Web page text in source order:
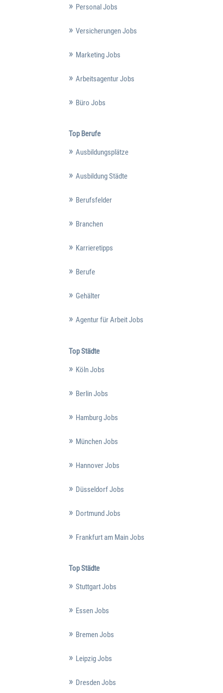
Personal Jobs
Versicherungen Jobs
Marketing Jobs
Arbeitsagentur Jobs
Büro Jobs
Top Berufe
Ausbildungsplätze
Ausbildung Städte
Berufsfelder
Branchen
Karrieretipps
Berufe
Gehälter
Agentur für Arbeit Jobs
Top Städte
Köln Jobs
Berlin Jobs
Hamburg Jobs
München Jobs
Hannover Jobs
Düsseldorf Jobs
Dortmund Jobs
Frankfurt am Main Jobs
Top Städte
Stuttgart Jobs
Essen Jobs
Bremen Jobs
Leipzig Jobs
Dresden Jobs